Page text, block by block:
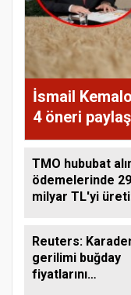
İsmail
4 öneri
TMO hububat
ödemelerinde
milyar TL'yi
Reuters:
gerilimi buğday
fiyatlarını